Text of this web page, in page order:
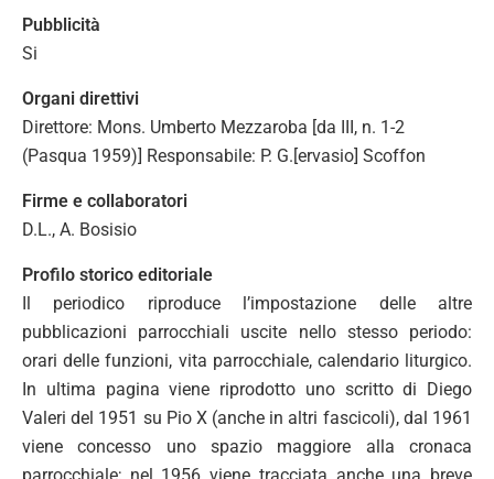
Pubblicità
Si
Organi direttivi
Direttore: Mons. Umberto Mezzaroba [da III, n. 1-2
(Pasqua 1959)] Responsabile: P. G.[ervasio] Scoffon
Firme e collaboratori
D.L., A. Bosisio
Profilo storico editoriale
Il periodico riproduce l’impostazione delle altre
pubblicazioni parrocchiali uscite nello stesso periodo:
orari delle funzioni, vita parrocchiale, calendario liturgico.
In ultima pagina viene riprodotto uno scritto di Diego
Valeri del 1951 su Pio X (anche in altri fascicoli), dal 1961
viene concesso uno spazio maggiore alla cronaca